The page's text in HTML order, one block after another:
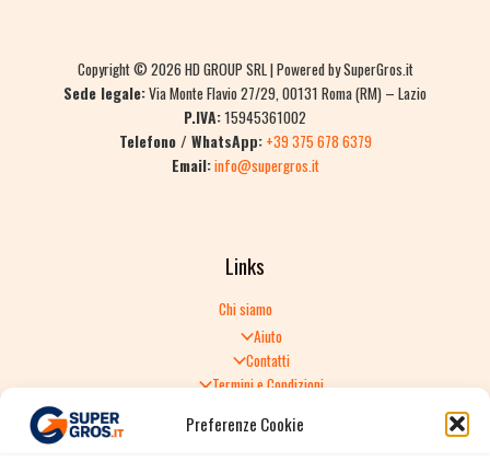
Preferenze Cookie
Copyright © 2026 HD GROUP SRL | Powered by SuperGros.it
Sede legale:Via Monte Flavio 27/29, 00131 Roma (RM) – Lazio
P.IVA:15945361002
Telefono / WhatsApp: +39 375 678 6379
Email:info@supergros.it
Links
Chi siamo
Aiuto
Contatti
Termini e Condizioni
Politica di Reso